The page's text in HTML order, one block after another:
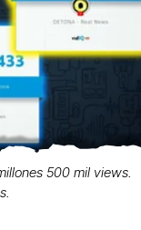
500 mil views.